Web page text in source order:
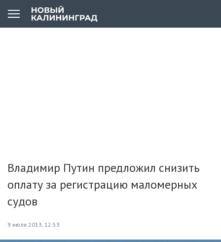
Владимир Путин предложил снизить
оплату за регистрацию маломерных
судов
9 июля 2013, 12:53